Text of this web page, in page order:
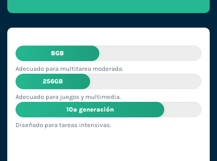
8GB
Adecuado para multitarea moderada.
256GB
Adecuado para juegos y multimedia.
10ª generación
Diseñado para tareas intensivas.